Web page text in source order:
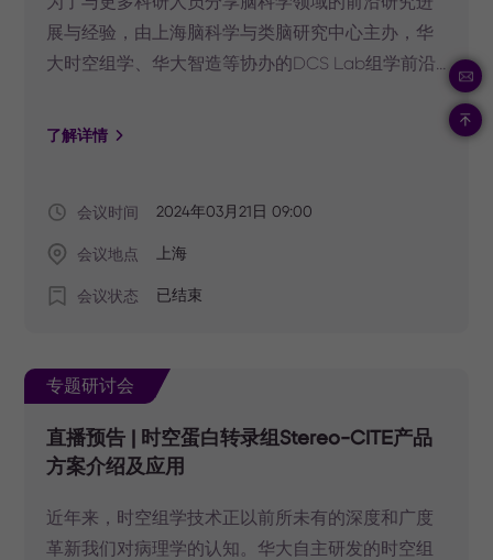
展与经验，由上海脑科学与类脑研究中心主办，华
大时空组学、华大智造等协办的DCS Lab组学前沿
3月21日举行，届时来自脑科学领域的多位知名学者
维码报名吧。
了解详情
会议时间 2024年03月21日 09:00
会议地点 上海
会议状态 已结束
专题研讨会
直播预告 | 时空蛋白转录组Stereo-CITE产品
方案介绍及应用
近年来，时空组学技术正以前所未有的深度和广度
革新我们对病理学的认知。华大自主研发的时空组